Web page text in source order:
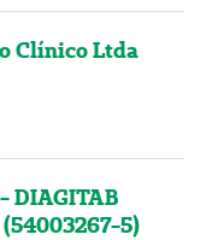
Clínico Ltda
DIAGITAB
(54003267-5)